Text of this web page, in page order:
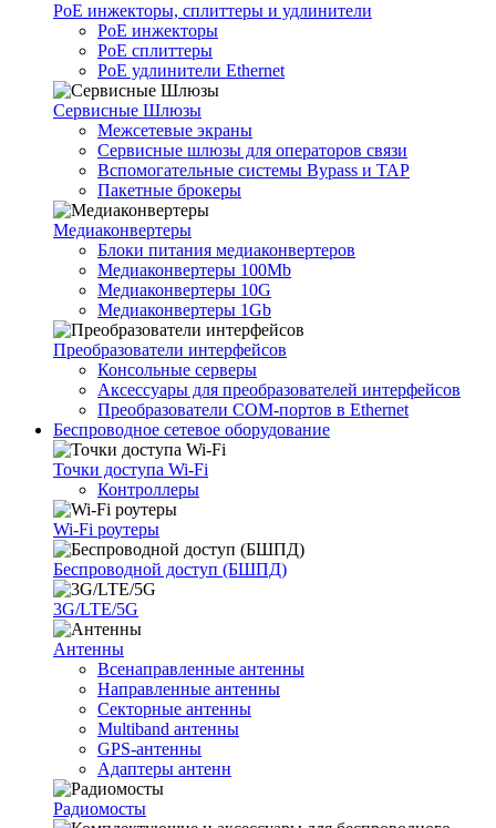
PoE инжекторы, сплиттеры и удлинители
PoE инжекторы
PoE сплиттеры
PoE удлинители Ethernet
Сервисные Шлюзы
Межсетевые экраны
Сервисные шлюзы для операторов связи
Вспомогательные системы Bypass и TAP
Пакетные брокеры
Медиаконвертеры
Блоки питания медиаконвертеров
Медиаконвертеры 100Mb
Медиаконвертеры 10G
Медиаконвертеры 1Gb
Преобразователи интерфейсов
Консольные серверы
Аксессуары для преобразователей интерфейсов
Преобразователи COM-портов в Ethernet
Беспроводное сетевое оборудование
Точки доступа Wi-Fi
Контроллеры
Wi-Fi роутеры
Беспроводной доступ (БШПД)
3G/LTE/5G
Антенны
Всенаправленные антенны
Направленные антенны
Секторные антенны
Multiband антенны
GPS-антенны
Адаптеры антенн
Радиомосты